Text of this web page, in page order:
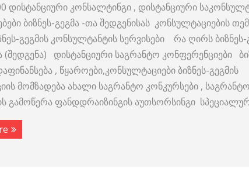
დისტანციური კონსალტინგი , დისტანციური
ბიზნეს-გეგმა -თა შედგენისას კონსულტაციების
გეგმის კონსულტანტის სერვისები რა ღირს ბიზნეს-
(შედგენა) დისტანციური საგრანტო კონფერენციები
, წყაროები,კონსულტაციები ბიზნეს-გეგმის
მომზადება ახალი საგრანტო კონკურსები , საგრანტო
გამოწერა ფანდდრაიზინგის აუთსორსინგი